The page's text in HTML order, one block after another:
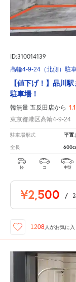
ID:310014139
高輪4-9-24（北側）駐
【値下げ！】品川
駐車場！
韓無量 五反田店から
東京都港区高輪4-9-24
駐車場形式 平置
全長
軽 コ 中型
¥2,500 /
1208人がお気に